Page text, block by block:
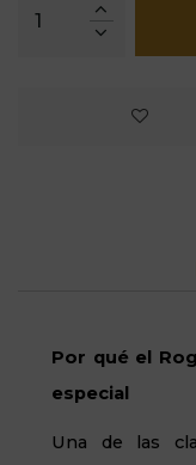
Por qué el
especial
Una de las